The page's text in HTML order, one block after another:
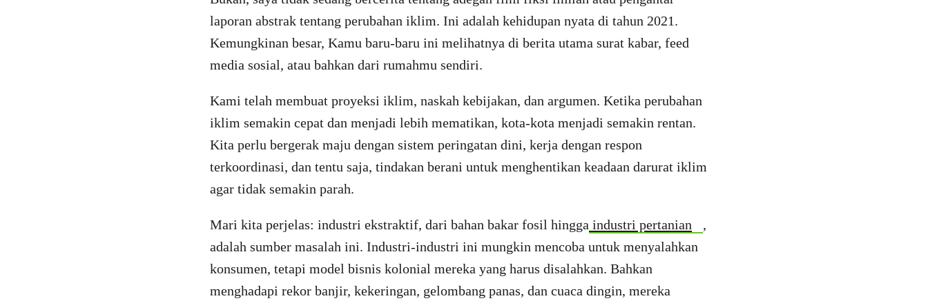
laporan abstrak tentang perubahan iklim. Ini adalah kehidupan nyata di tahun 2021.
Kemungkinan besar, Kamu baru-baru ini melihatnya di berita utama surat kabar, feed
media sosial, atau bahkan dari rumahmu sendiri.
Kami telah membuat proyeksi iklim, naskah kebijakan, dan argumen. Ketika perubahan
iklim semakin cepat dan menjadi lebih mematikan, kota-kota menjadi semakin rentan.
Kita perlu bergerak maju dengan sistem peringatan dini, kerja dengan respon
terkoordinasi, dan tentu saja, tindakan berani untuk menghentikan keadaan darurat iklim
agar tidak semakin parah.
Mari kita perjelas: industri ekstraktif, dari bahan bakar fosil hingga industri pertanian
,
adalah sumber masalah ini. Industri-industri ini mungkin mencoba untuk menyalahkan
konsumen, tetapi model bisnis kolonial mereka yang harus disalahkan. Bahkan
menghadapi rekor banjir, kekeringan, gelombang panas, dan cuaca dingin, mereka